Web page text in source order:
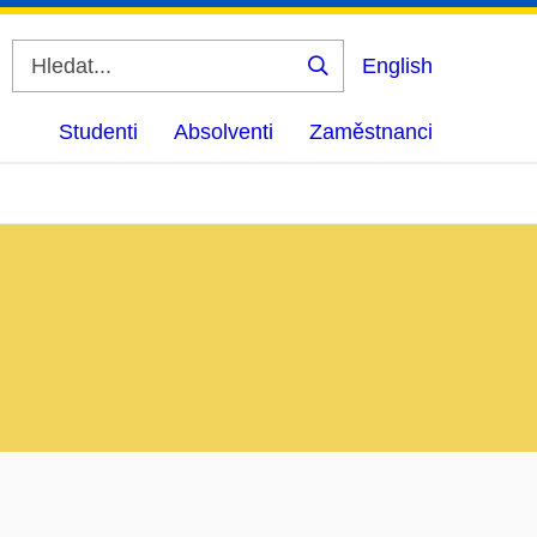
Vyhledat
English
Studenti Absolventi Zaměstnanci